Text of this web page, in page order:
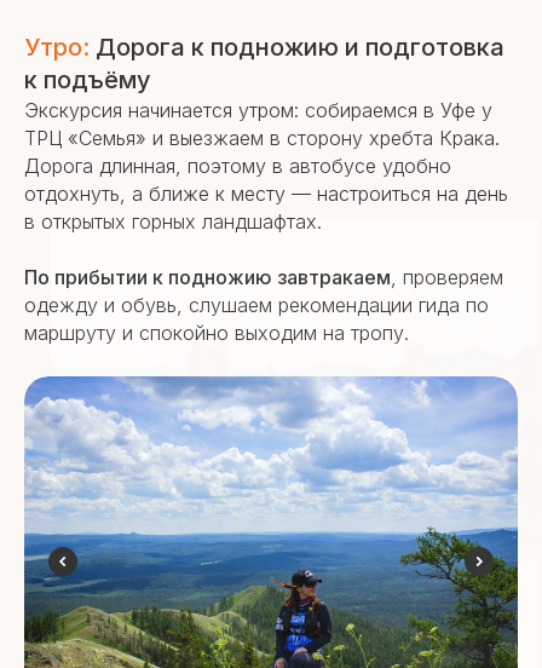
Утро: Дорога к подножию и подготовка
к подъёму
Экскурсия начинается утром: собираемся в Уфе у
ТРЦ «Семья» и выезжаем в сторону хребта Крака.
Дорога длинная, поэтому в автобусе удобно
отдохнуть, а ближе к месту — настроиться на день
в открытых горных ландшафтах.
По прибытии к подножию завтракаем , проверяем
одежду и обувь, слушаем рекомендации гида по
маршруту и спокойно выходим на тропу.